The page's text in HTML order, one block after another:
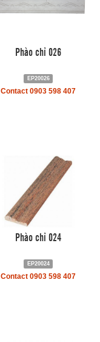
Phào chỉ 026
EP20026
Contact 0903 598 407
Phào chỉ 024
EP20024
Contact 0903 598 407